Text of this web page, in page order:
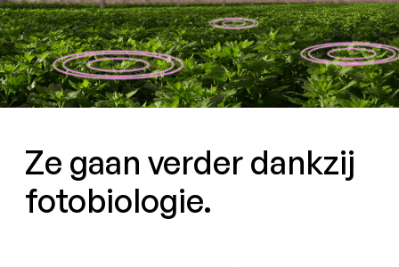
Ze gaan verder dankzij
fotobiologie.